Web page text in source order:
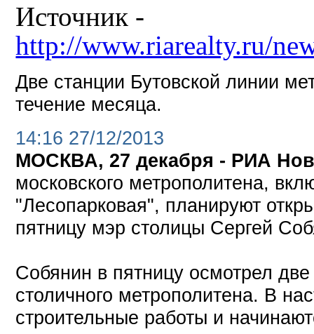
Источник -
http://www.riarealty.ru/
Две станции Бутовской линии
течение месяца.
14:16 27/12/2013
МОСКВА, 27 декабря - РИА
московского метрополитена,
"Лесопарковая", планируют
пятницу мэр столицы Сергей
Собянин в пятницу осмотрел
столичного метрополитена. В
строительные работы и